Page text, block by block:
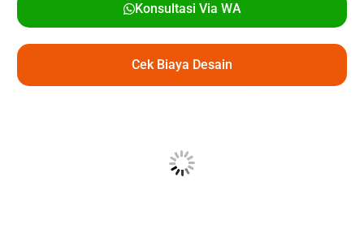
Konsultasi Via WA
Cek Biaya Desain